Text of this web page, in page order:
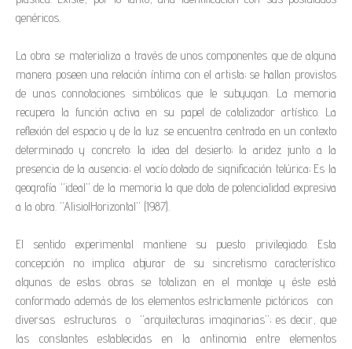
genéricos.
La obra se materializa a través de unos componentes que de alguna
manera poseen una relación íntima con el artista; se hallan provistos
de unas connotaciones simbólicas que le subyugan. La memoria
recupera la función activa en su papel de catalizador artístico. La
reflexión del espacio y de la luz se encuentra centrada en un contexto
determinado y concreto: la idea del desierto; la aridez junto a la
presencia de la ausencia; el vacío dotado de significación telúrica; Es la
geografía “ideal” de la memoria la que dota de potencialidad expresiva
a la obra. “AlisiolHorizontal” (1987).
El sentido experimental mantiene su puesto privilegiado. Esta
concepción no implica abjurar de su sincretismo característico:
algunas de estas obras se totalizan en el montaje y éste está
conformado además de los elementos estrictamente pictóricos con
diversas estructuras o “arquitecturas imaginarias”; es decir, que
las constantes establecidas en la antinomia entre elementos